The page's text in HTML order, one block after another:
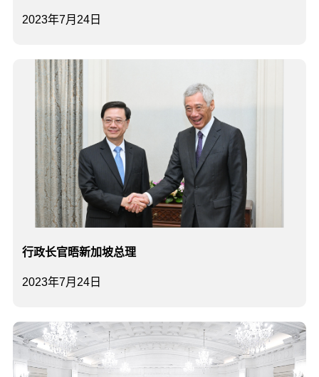
2023年7月24日
2023年7月24日
行政长官晤新加坡总理